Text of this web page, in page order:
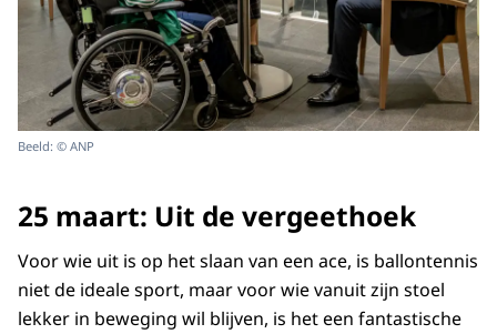
Beeld: © ANP
25 maart: Uit de vergeethoek
Voor wie uit is op het slaan van een ace, is ballontennis
niet de ideale sport, maar voor wie vanuit zijn stoel
lekker in beweging wil blijven, is het een fantastische